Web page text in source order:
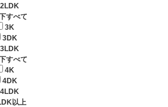
2LDK
すべて
3K
3DK
3LDK
すべて
4K
4DK
4LDK
以上